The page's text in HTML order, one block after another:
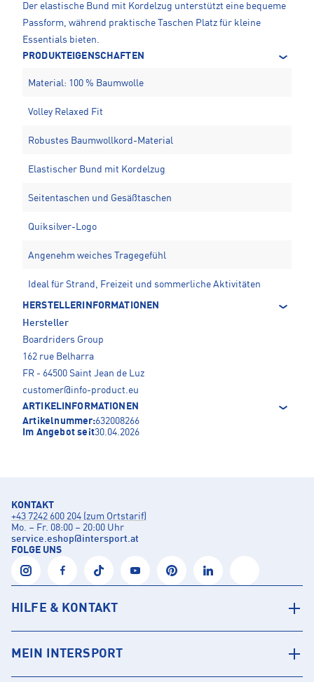
Der elastische Bund mit Kordelzug unterstützt eine bequeme
Passform, während praktische Taschen Platz für kleine
Essentials bieten.
PRODUKTEIGENSCHAFTEN
Material: 100 % Baumwolle
Volley Relaxed Fit
Robustes Baumwollkord-Material
Elastischer Bund mit Kordelzug
Seitentaschen und Gesäßtaschen
Quiksilver-Logo
Angenehm weiches Tragegefühl
Ideal für Strand, Freizeit und sommerliche Aktivitäten
HERSTELLERINFORMATIONEN
Hersteller
Boardriders Group
162 rue Belharra
FR - 64500 Saint Jean de Luz
customer@info-product.eu
ARTIKELINFORMATIONEN
Artikelnummer:632008266
Im Angebot seit30.04.2026
KONTAKT
+43 7242 600 204 (zum Ortstarif)
Mo. – Fr. 08:00 – 20:00 Uhr
service.eshop@intersport.at
FOLGE UNS
HILFE & KONTAKT
MEIN INTERSPORT